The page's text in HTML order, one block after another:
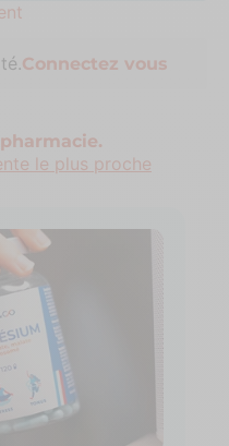
le plus proche
69€ d'achat